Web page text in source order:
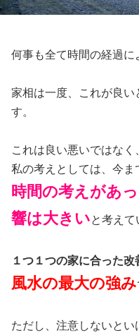
何事も全て時間の経過に
家相は一度、これが良
す。
これは良い悪いではなく
私の考えとしては、今ま
時間の考えがあ
響は大きいと考えて
１つ１つの家に合った
風水の最大の強み
ただし、注意しないとい